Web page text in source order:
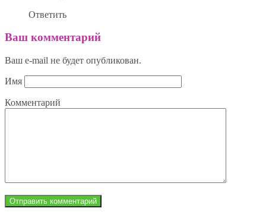
Ответить
Ваш комментарий
Ваш e-mail не будет опубликован.
Имя
Комментарий